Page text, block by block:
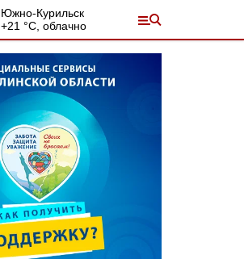
Южно-Курильск
+21 °С, облачно